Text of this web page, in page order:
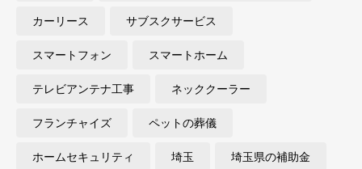
カーリース サブスクサービス
スマートフォン スマートホーム
テレビアンテナ工事 ネッククーラー
フランチャイズ ペットの葬儀
ホームセキュリティ 埼玉 埼玉県の補助金